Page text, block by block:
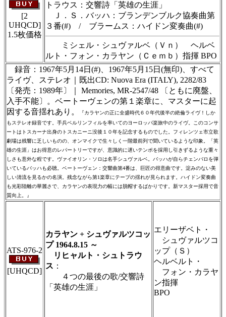
[2
UHQCD]
1.5枚価格
トラウス：交響詩「英雄の生涯」
Ｊ．Ｓ．バッハ：ブランデンブルク協奏曲第
３番(#) / ブラームス：ハイドン変奏曲(#)
ミシェル・シュヴァルベ（Ｖｎ） ヘルベ
ルト・フォン・カラヤン（Ｃｅｍｂ）指揮 BPO
録音：1967年5月14日(#)、1967年5月15日(無印)、すべて
ライヴ、ステレオ｜既出CD: Nuova Era (ITALY), 2282/83
〔発売：1989年〕｜ Memories, MR-2547/48 〔ともに廃盤、
入手不能〕。ベートーヴェンの第１楽章に、マスターに起
因する音揺れあり。
『カラヤンの正に全盛時代６０年代後半の絶倫ライヴ！しか
もステレオ録音です。手兵ベルリンフィルを率いてのヨーロッパ楽旅中のライヴ。このコンサ
ートはトスカーナ出身のトスカニーニ没後１０年を記念するものでした。フィレンツェ市立歌
劇場は残響に乏しいものの、オンマイクで生々しく一階最前列で聞いているような印象。「英
雄の生涯」はお得意のレパートリーですが、意識的に遅いテンポを採用し引きずるような重々
しさも意外な程です。ヴァイオリン・ソロは名手シュヴァルベ。バッハが自らチェンバロを弾
いているバッハも必聴。ベートーヴェン：交響曲第4番は、巨匠の得意曲です。淀みのない美
しい清流を見るかの名演。残念ながら第1楽章にテープの揺れが見られます。ハイドン変奏曲
も光彩陸離の華麗さで、カラヤンの表現力の幅には脱帽するばかりです。新マスター採用で音
質向上。』
ATS-976-2
[UHQCD]
カラヤン + シュヴァルツコッ
プ 1964.8.15 ～
リヒャルト・シュトラウ
ス ：
４つの最後の歌/交響詩
「英雄の生涯」
エリーザベト・
シュヴァルツコ
ップ（Ｓ）
ヘルベルト・
フォン・カラヤ
ン指揮
BPO